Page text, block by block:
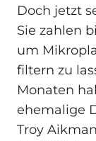
Doch jetzt
Sie zahlen
um
filtern zu
Monaten
ehemalige
Troy